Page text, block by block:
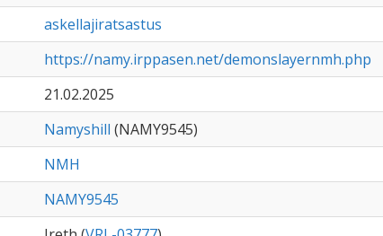
askellajiratsastus
https://namy.irppasen.net/demonslayernmh.php
21.02.2025
Namyshill (NAMY9545)
NMH
NAMY9545